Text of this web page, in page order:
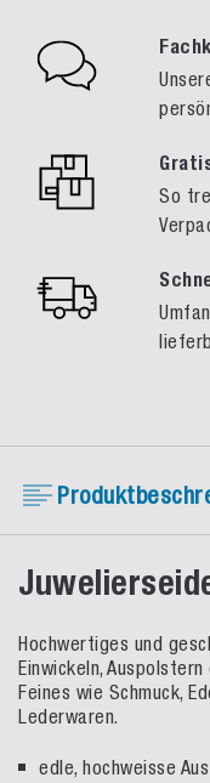
So
Hochwertiges und
Einwickeln,
Feines wie Schmuck,
Lederwaren.
edle, hochweisse